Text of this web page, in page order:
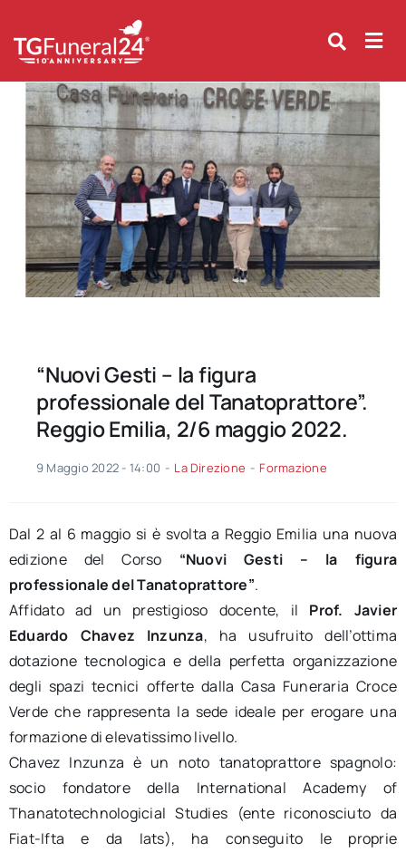
content
“Nuovi Gesti – la figura
professionale del Tanatoprattore”.
Reggio Emilia, 2/6 maggio 2022.
9 Maggio 2022 - 14:00 - La Direzione - Formazione
Dal 2 al 6 maggio si è svolta a Reggio Emilia una nuova
edizione del Corso “Nuovi Gesti – la figura
professionale del Tanatoprattore”.
Affidato ad un prestigioso docente, il Prof. Javier
Eduardo Chavez Inzunza, ha usufruito dell’ottima
dotazione tecnologica e della perfetta organizzazione
degli spazi tecnici offerte dalla Casa Funeraria Croce
Verde che rappresenta la sede ideale per erogare una
formazione di elevatissimo livello.
Chavez Inzunza è un noto tanatoprattore spagnolo:
socio fondatore della International Academy of
Thanatotechnologicial Studies (ente riconosciuto da
Fiat-Ifta e da Iats), ha conseguito le proprie